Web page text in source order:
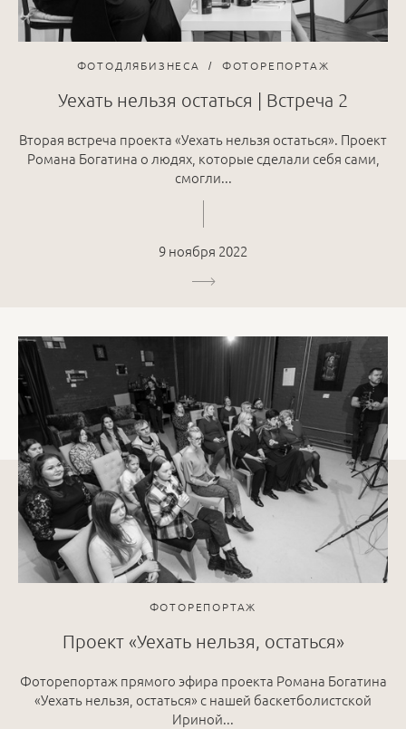
ФОТОДЛЯБИЗНЕСА ФОТОРЕПОРТАЖ
Уехать нельзя остаться | Встреча 2
Вторая встреча проекта «Уехать нельзя остаться». Проект
Романа Богатина о людях, которые сделали себя сами,
смогли...
9 ноября 2022
ФОТОРЕПОРТАЖ
Проект «Уехать нельзя, остаться»
Фоторепортаж прямого эфира проекта Романа Богатина
«Уехать нельзя, остаться» с нашей баскетболистской
Ириной...